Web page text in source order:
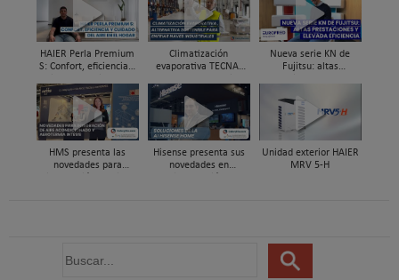
HAIER Perla Premium
S: Confort, eficiencia y
hogar
Climatización
evaporativa TECNA,
para enfriar naves
industriales
Nueva serie KN de
Fujitsu: altas
HMS presenta las
novedades para
Hisense presenta sus
novedades en
Unidad exterior HAIER
MRV 5-H
u